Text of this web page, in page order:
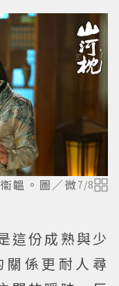
韞。圖／微7/8
這份成熟與少
係更耐人尋